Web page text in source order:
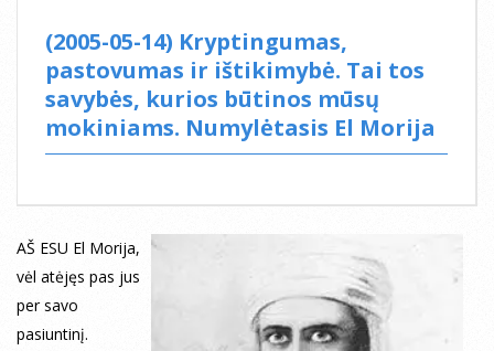
(2005-05-14) Kryptingumas,
pastovumas ir ištikimybė. Tai tos
savybės, kurios būtinos mūsų
mokiniams. Numylėtasis El Morija
AŠ ESU El Morija,
vėl atėjęs pas jus
per savo
pasiuntinį.